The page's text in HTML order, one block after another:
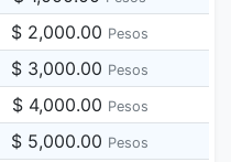
$ 2,000.00 Pesos
$ 3,000.00 Pesos
$ 4,000.00 Pesos
$ 5,000.00 Pesos